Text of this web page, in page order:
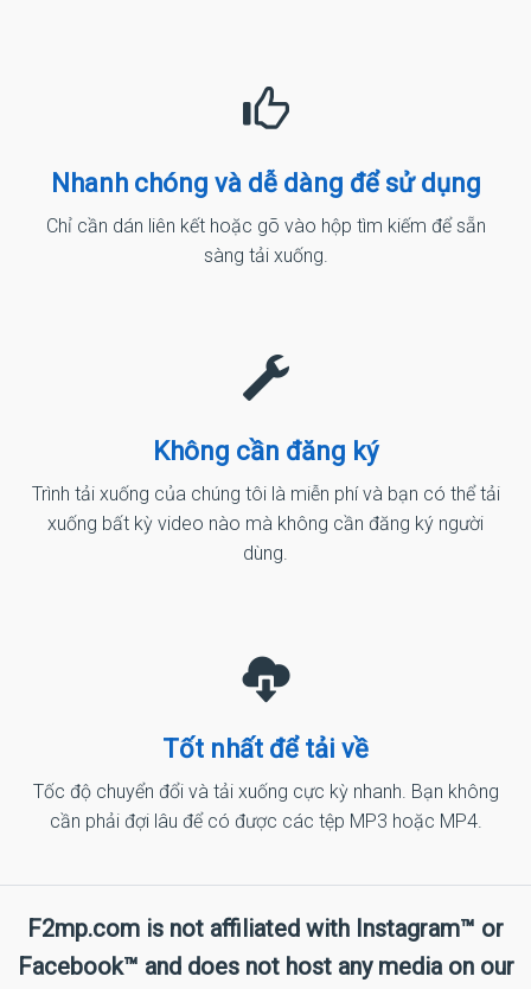
Nhanh chóng và dễ dàng để sử dụng
Chỉ cần dán liên kết hoặc gõ vào hộp tìm kiếm để sẵn
sàng tải xuống.
Không cần đăng ký
Trình tải xuống của chúng tôi là miễn phí và bạn có thể tải
xuống bất kỳ video nào mà không cần đăng ký người
dùng.
Tốt nhất để tải về
Tốc độ chuyển đổi và tải xuống cực kỳ nhanh. Bạn không
cần phải đợi lâu để có được các tệp MP3 hoặc MP4.
F2mp.com is not affiliated with Instagram™ or
Facebook™ and does not host any media on our